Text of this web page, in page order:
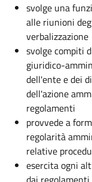
svolge una
alle riunioni
verbalizzazione
svolge compiti
giuridico-
dell'ente e dei
dell'azione
regolamenti
provvede a
regolarità
relative
esercita ogni